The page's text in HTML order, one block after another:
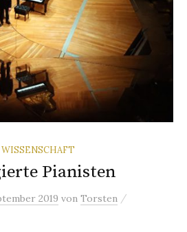
Pianisten
2019 von Torsten /